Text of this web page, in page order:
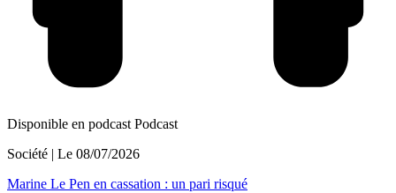
Disponible en podcast Podcast
Société | Le 08/07/2026
Marine Le Pen en cassation : un pari risqué